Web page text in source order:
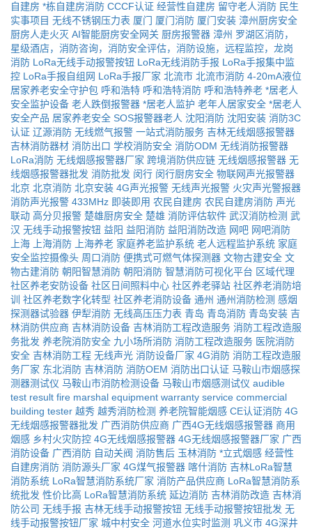
自建房 *栋自建房消防 CCCF认证 经营性自建房 留守老人消防 民生
实事项目 无线不锈钢压力表 厦门 厦门消防 厦门安装 漳州厨房安全
厨房人走火灭 AI智能厨房安全网关 厨房报警器 漳州 罗湖区消防，
星级酒店，消防咨询，消防安全评估，消防设施，远程监控，龙岗
消防 LoRa无线手动报警按钮 LoRa无线消防手报 LoRa手报集中监
控 LoRa手报自组网 LoRa手报厂家 北流市 北流市消防 4-20mA液位
居家养老安全守护包 呼和浩特 呼和浩特消防 呼和浩特养老 *居老人
安全监护设备 老人跌倒报警器 *居老人监护 老年人居家安全 *居老人
安全产品 居家养老安全 SOS报警器老人 沈阳消防 沈阳安装 消防3C
认证 辽源消防 无线燃气报警 一站式消防服务 吉林无线烟感报警器
吉林消防器材 消防出口 学校消防安全 消防ODM 无线消防报警器
LoRa消防 无线烟感报警器厂家 跨境消防供应链 无线烟感报警器 无
线烟感报警器批发 消防批发 闵行 闵行厨房安全 物联网声光报警器
北京 北京消防 北京安装 4G声光报警 无线声光报警 火灾声光警报器
消防声光报警 433MHz 即装即用 农民自建房 农民自建房消防 声光
联动 高分贝报警 楚雄厨房安全 楚雄 消防评估软件 武汉消防检测 武
汉 无线手动报警按钮 益阳 益阳消防 益阳消防改造 网吧 网吧消防
上海
上海消防 上海养老 家庭养老监护系统 老人远程监护系统 家庭
安全监控摄像头 周口消防 便携式可燃气体探测器 文物古建安全 文
物古建消防 朝阳智慧消防 朝阳消防 智慧消防可视化平台 区域代理
社区养老安防设备 社区日间照料中心 社区养老驿站 社区养老消防培
训 社区养老数字化转型 社区养老消防设备 通州 通州消防检测 感烟
探测器试验器 伊犁消防 无线高压压力表 青岛 青岛消防 青岛安装 吉
林消防供应商 吉林消防设备 吉林消防工程改造服务 消防工程改造服
务批发 养老院消防安全 九小场所消防 消防工程改造服务 医院消防
安全 吉林消防工程 无线声光 消防设备厂家 4G消防 消防工程改造服
务厂家 东北消防 吉林消防 消防OEM 消防出口认证 马鞍山市烟感探
测器测试仪 马鞍山市消防检测设备 马鞍山市烟感测试仪 audible
test result fire marshal equipment warranty service commercial
building tester 越秀 越秀消防检测 养老院智能烟感 CE认证消防 4G
无线烟感报警器批发 广西消防供应商 广西4G无线烟感报警器 商用
烟感 乡村火灾防控 4G无线烟感报警器 4G无线烟感报警器厂家 广西
消防设备 广西消防 自动关阀 消防售后 玉林消防 *立式烟感 经营性
自建房消防 消防源头厂家 4G煤气报警器 喀什消防 吉林LoRa智慧
消防系统 LoRa智慧消防系统厂家 消防产品供应商 LoRa智慧消防系
统批发 性价比高 LoRa智慧消防系统 延边消防 吉林消防改造 吉林消
防公司 无线手报 吉林无线手动报警按钮 无线手动报警按钮批发 无
线手动报警按钮厂家 城中村安全 河道水位实时监测 巩义市 4G深井